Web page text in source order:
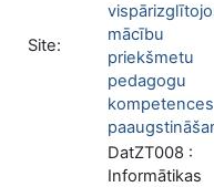
Site:
mācību
priekšmetu
pedagogu
kompetences
DatZT008 :
Informātikas